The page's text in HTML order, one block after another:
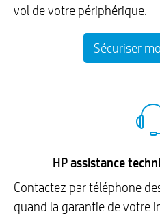
vol de votre périphérique.
Sécuriser
HP assistance
Contactez par téléphone
quand la garantie de votre